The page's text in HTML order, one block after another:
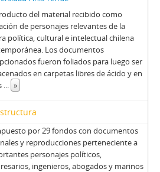
del material recibido como
de personajes relevantes de la
política, cultural e intelectual chilena
Los documentos
fueron foliados para luego ser
en carpetas libres de ácido y en
... »
por 29 fondos con documentos
y reproducciones perteneciente a
personajes políticos,
ingenieros, abogados y marinos